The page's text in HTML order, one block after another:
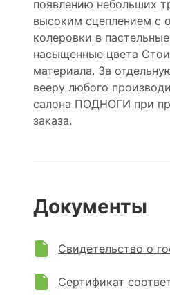
появлению небольших
высоким сцеплением с
колеровки в
насыщенные цвета
материала. За
вееру любого
салона ПОДНОГИ при
заказа.
Документы
Свидетельство о
Сертификат